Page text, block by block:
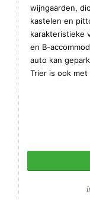
wijngaarden,
kastelen en
karakteristieke
en B-
auto kan
Trier is ook